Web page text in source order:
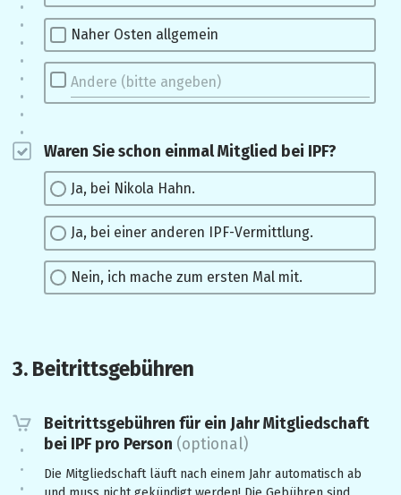
Naher Osten allgemein
Waren Sie schon einmal Mitglied bei IPF?
Ja, bei Nikola Hahn.
Ja, bei einer anderen IPF-Vermittlung.
Nein, ich mache zum ersten Mal mit.
3. Beitrittsgebühren
Beitrittsgebühren für ein Jahr Mitgliedschaft
bei IPF pro Person (optional)
Die Mitgliedschaft läuft nach einem Jahr automatisch ab